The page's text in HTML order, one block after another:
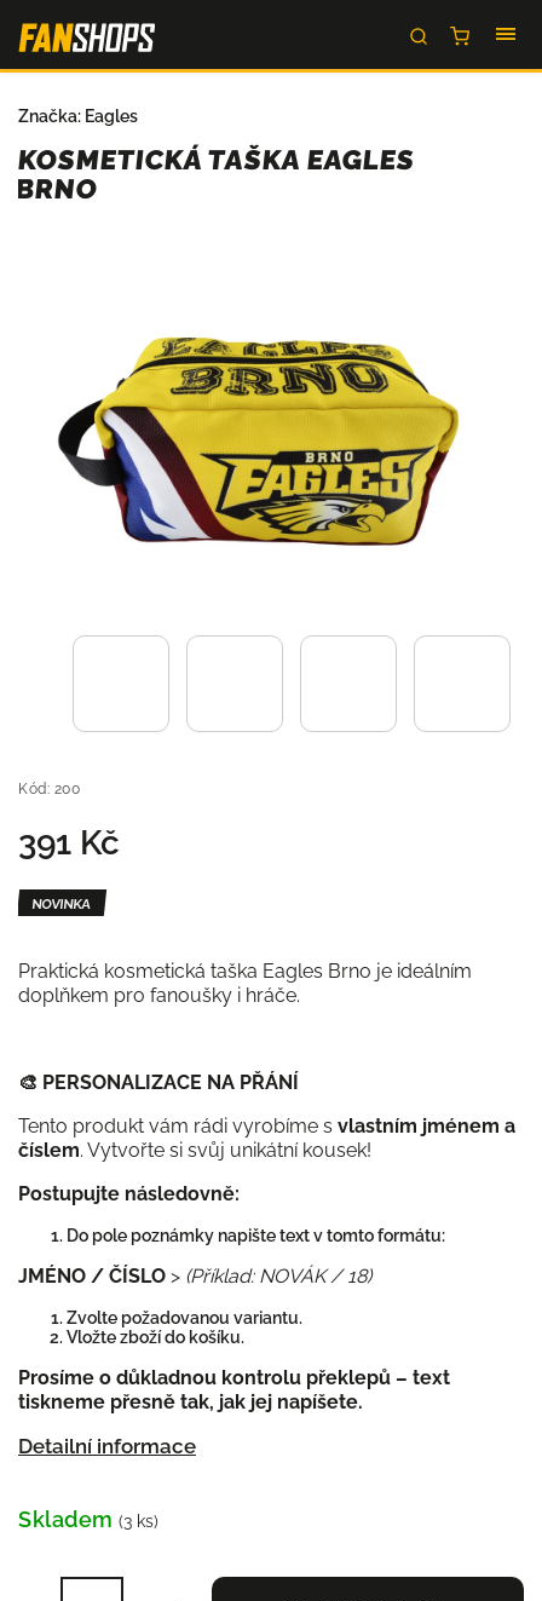
KOSMETICKÁ TAŠKA EAGLES
BRNO
Kód: 200
391 Kč
Praktická kosmetická taška Eagles Brno je ideálním
doplňkem pro fanoušky i hráče.
🎨 PERSONALIZACE NA PŘÁNÍ
Tento produkt vám rádi vyrobíme s vlastním jménem a
číslem. Vytvořte si svůj unikátní kousek!
Postupujte následovně:
Do pole poznámky napište text v tomto formátu:
JMÉNO / ČÍSLO > (Příklad: NOVÁK / 18)
Zvolte požadovanou variantu.
Vložte zboží do košíku.
Prosíme o důkladnou kontrolu překlepů – text
tiskneme přesně tak, jak jej napíšete.
Detailní informace
NOVINKA
Značka: Eagles
Skladem (3 ks)